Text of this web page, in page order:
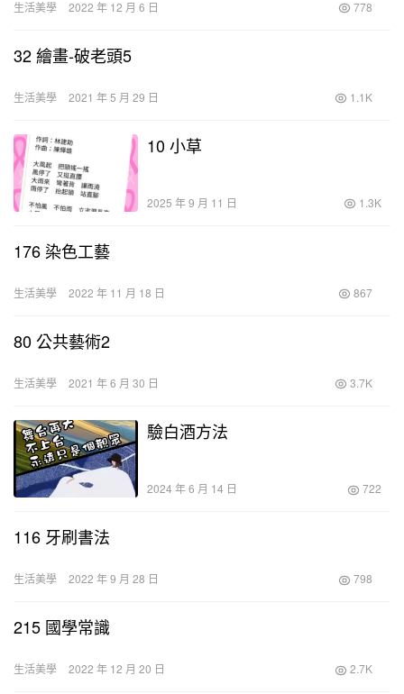
生活美學 2022 年 12 月 6 日 778
32 繪畫-破老頭5
生活美學 2021 年 5 月 29 日 1.1K
10 小草
2025 年 9 月 11 日 1.3K
176 染色工藝
生活美學 2022 年 11 月 18 日 867
80 公共藝術2
生活美學 2021 年 6 月 30 日 3.7K
驗白酒方法
2024 年 6 月 14 日 722
116 牙刷書法
生活美學 2022 年 9 月 28 日 798
215 國學常識
生活美學 2022 年 12 月 20 日 2.7K